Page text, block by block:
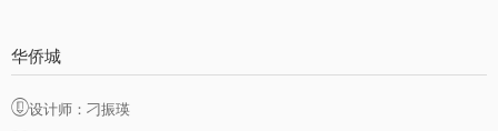
华侨城
设计师：刁振瑛